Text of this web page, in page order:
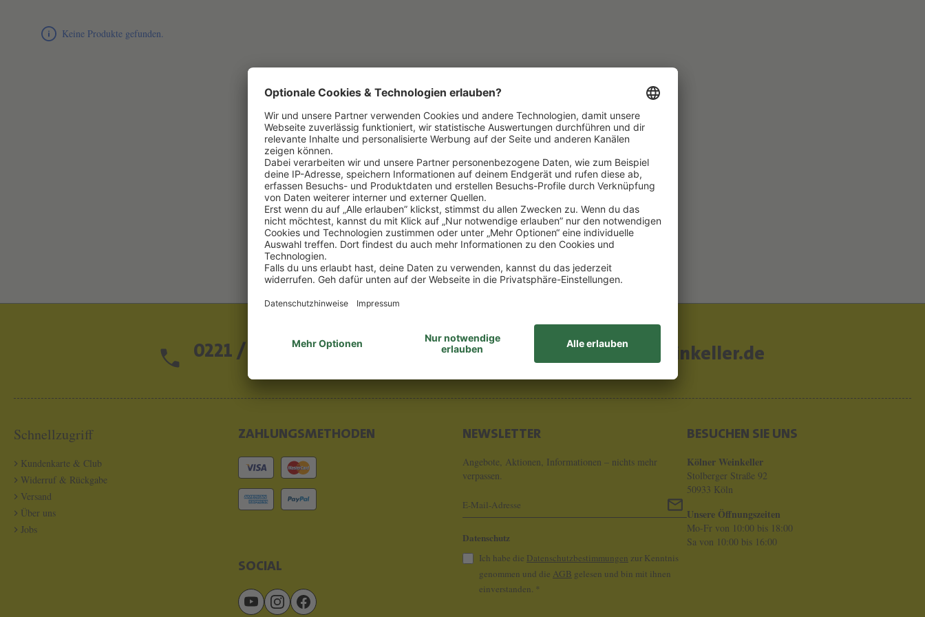
Keine Produkte gefunden.
0221 / 13 97 28 - 0 info@koelner-weinkeller.de
Schnellzugriff
Kundenkarte & Club
Widerruf & Rückgabe
Versand
Über uns
Jobs
ZAHLUNGSMETHODEN
SOCIAL
NEWSLETTER
Angebote, Aktionen, Informationen – nichts mehr
verpassen.
Datenschutz
Ich habe die Datenschutzbestimmungen zur Kenntnis
genommen und die AGB gelesen und bin mit ihnen
einverstanden. *
BESUCHEN SIE UNS
Kölner Weinkeller
Stolberger Straße 92
50933 Köln
Unsere Öffnungszeiten
Mo-Fr von 10:00 bis 18:00
Sa von 10:00 bis 16:00